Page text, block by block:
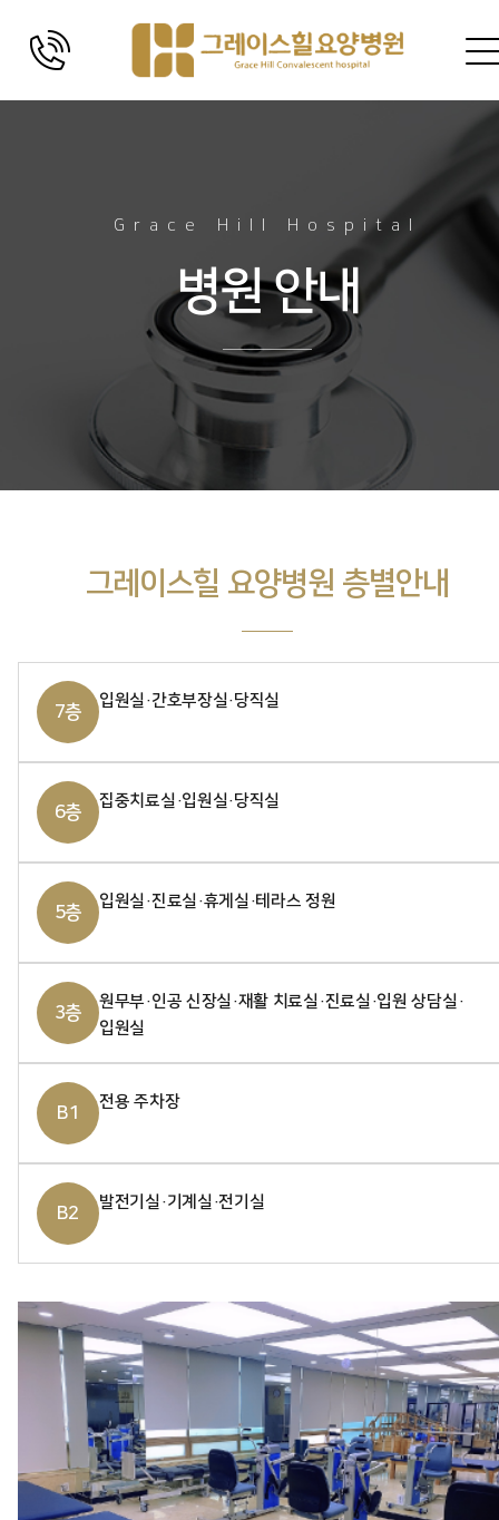
Grace Hill Hospital
병원 안내
그레이스힐 요양병원 층별안내
7층
입원실·간호부장실·당직실
6층
집중치료실·입원실·당직실
5층
입원실·진료실·휴게실·테라스 정원
3층
원무부·인공 신장실·재활 치료실·진료실·입원 상담실·
입원실
B1
전용 주차장
B2
발전기실·기계실·전기실